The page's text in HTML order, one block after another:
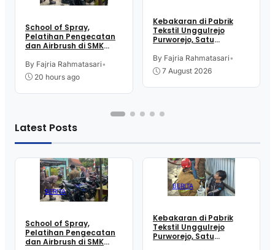
School of Spray,
Pelatihan Pengecatan
dan Airbrush di SMK
Kutoarjo
By Fajria Rahmatasari•
20 hours ago
Kebakaran di Pabrik
Tekstil Unggulrejo
Purworejo, Satu
Tulang, Petugas
Damkar Sesak Nafas
By Fajria Rahmatasari•
7 August 2026
Latest Posts
BERITA
School of Spray,
Pelatihan Pengecatan
dan Airbrush di SMK
BERITA
Kebakaran di Pabrik
Tekstil Unggulrejo
Purworejo, Satu